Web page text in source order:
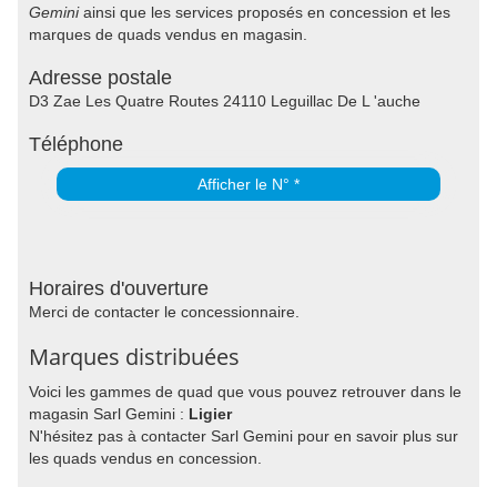
Geminiainsi que les services proposés en concession et les
marques de quads vendus en magasin.
Adresse postale
D3 Zae Les Quatre Routes 24110 Leguillac De L 'auche
Téléphone
Afficher le N° *
Horaires d'ouverture
Merci de contacter le concessionnaire.
Marques distribuées
Voici les gammes de quad que vous pouvez retrouver dans le
magasin Sarl Gemini : Ligier
N'hésitez pas à contacter Sarl Gemini pour en savoir plus sur
les quads vendus en concession.